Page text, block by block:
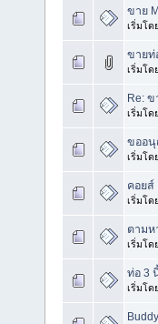
ขาย
เริ่มโด
ขายท่
เริ่มโด
Re:
เริ่มโด
ขออนุ
เริ่มโด
คอยส์
เริ่มโด
ตามห
เริ่มโด
ท่อ 3
เริ่มโด